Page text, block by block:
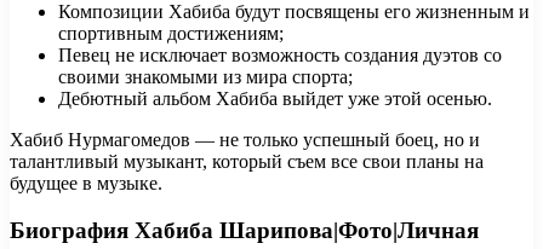
Композиции Хабиба будут посвящены его жизненным и
спортивным достижениям;
Певец не исключает возможность создания дуэтов со
своими знакомыми из мира спорта;
Дебютный альбом Хабиба выйдет уже этой осенью.
Хабиб Нурмагомедов — не только успешный боец, но и
талантливый музыкант, который съем все свои планы на
будущее в музыке.
Биография Хабиба Шарипова|Фото|Личная